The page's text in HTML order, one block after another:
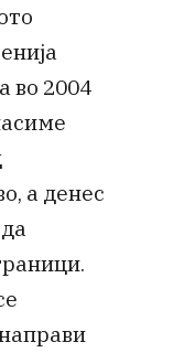
во 2004
а денес